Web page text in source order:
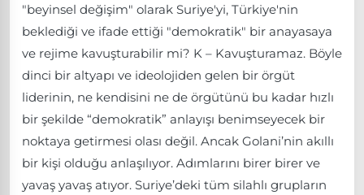
"beyinsel değişim" olarak Suriye'yi, Türkiye'nin
beklediği ve ifade ettiği "demokratik" bir anayasaya
ve rejime kavuşturabilir mi? K – Kavuşturamaz. Böyle
dinci bir altyapı ve ideolojiden gelen bir örgüt
liderinin, ne kendisini ne de örgütünü bu kadar hızlı
bir şekilde “demokratik” anlayışı benimseyecek bir
noktaya getirmesi olası değil. Ancak Golani’nin akıllı
bir kişi olduğu anlaşılıyor. Adımlarını birer birer ve
yavaş yavaş atıyor. Suriye’deki tüm silahlı grupların